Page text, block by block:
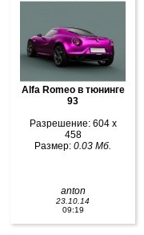
Alfa Romeo в тюнинге
93
Разрешение: 604 x
458
Размер: 0.03 Мб.
anton
23.10.14
09:19